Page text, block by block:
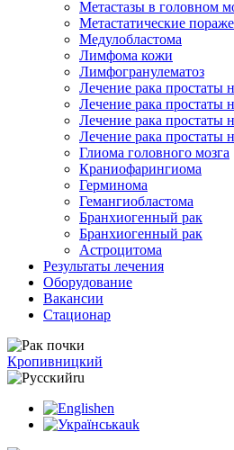
Метастазы в головном
Метастатические
Медулобластома
Лимфома кожи
Лимфогранулематоз
Лечение рака простаты
Лечение рака простаты
Лечение рака простаты
Лечение рака простаты
Глиома головного мозга
Краниофарингиома
Герминома
Гемангиобластома
Бранхиогенный рак
Бранхиогенный рак
Астроцитома
Результаты лечения
Оборудование
Вакансии
Стационар
Кропивницкий
ru
en
uk